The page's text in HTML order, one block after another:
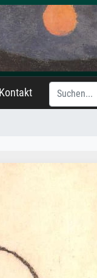
Kontakt